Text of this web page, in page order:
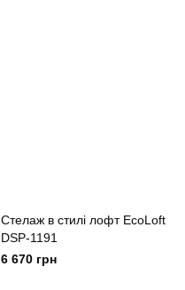
Стелаж в стилі лофт EcoLoft
DSP-1191
6 670 грн